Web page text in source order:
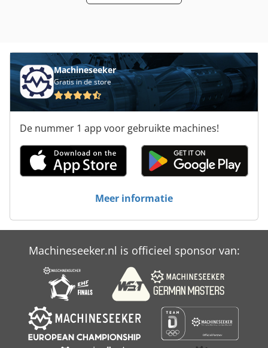
Machineseeker
Gratis in de store
De nummer 1 app voor gebruikte machines!
Meer informatie
Machineseeker.nl is officieel sponsor van: